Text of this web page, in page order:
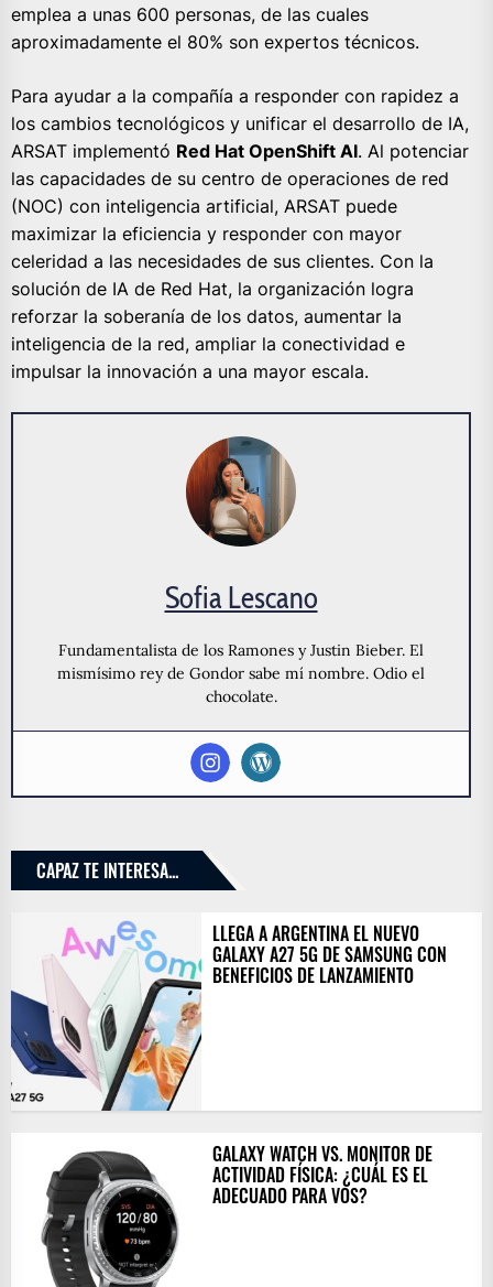
emplea a unas 600 personas, de las cuales
aproximadamente el 80% son expertos técnicos.
Para ayudar a la compañía a responder con rapidez a
los cambios tecnológicos y unificar el desarrollo de IA,
ARSAT implementó Red Hat OpenShift AI. Al potenciar
las capacidades de su centro de operaciones de red
(NOC) con inteligencia artificial, ARSAT puede
maximizar la eficiencia y responder con mayor
celeridad a las necesidades de sus clientes. Con la
solución de IA de Red Hat, la organización logra
reforzar la soberanía de los datos, aumentar la
inteligencia de la red, ampliar la conectividad e
impulsar la innovación a una mayor escala.
Sofia Lescano
Fundamentalista de los Ramones y Justin Bieber. El
mismísimo rey de Gondor sabe mí nombre. Odio el
chocolate.
CAPAZ TE INTERESA...
LLEGA A ARGENTINA EL NUEVO
GALAXY A27 5G DE SAMSUNG CON
BENEFICIOS DE LANZAMIENTO
GALAXY WATCH VS. MONITOR DE
ACTIVIDAD FÍSICA: ¿CUÁL ES EL
ADECUADO PARA VOS?